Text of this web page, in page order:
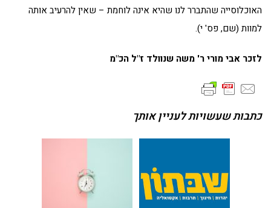
האוכלוסייה שהתברר לנו שהיא אינה לוחמת – שאין להרעיב אותה
למוות (שם, פס' י).
לזכר אבי מורי ר' משה שנוולד ז"ל הכ"מ
כתבות שעשויות לעניין אותך